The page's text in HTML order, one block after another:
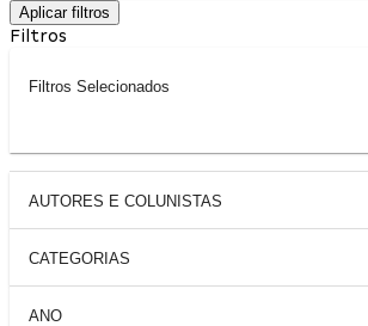
Aplicar filtros
Filtros
Filtros Selecionados
AUTORES E COLUNISTAS
CATEGORIAS
ANO